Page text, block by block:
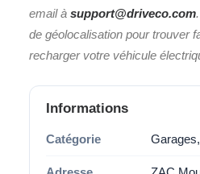
email à support@driveco.com
de géolocalisation pour trouver
recharger votre véhicule
Informations
Catégorie